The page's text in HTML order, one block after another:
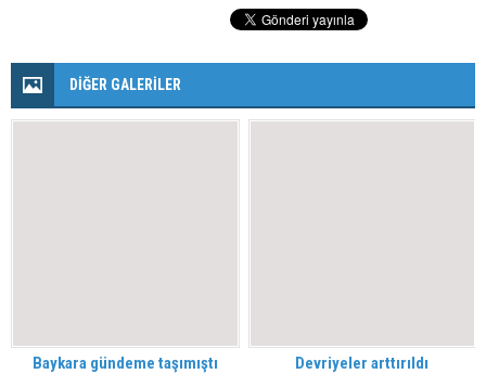
DİĞER GALERİLER
Baykara gündeme taşımıştı Devriyeler arttırıldı